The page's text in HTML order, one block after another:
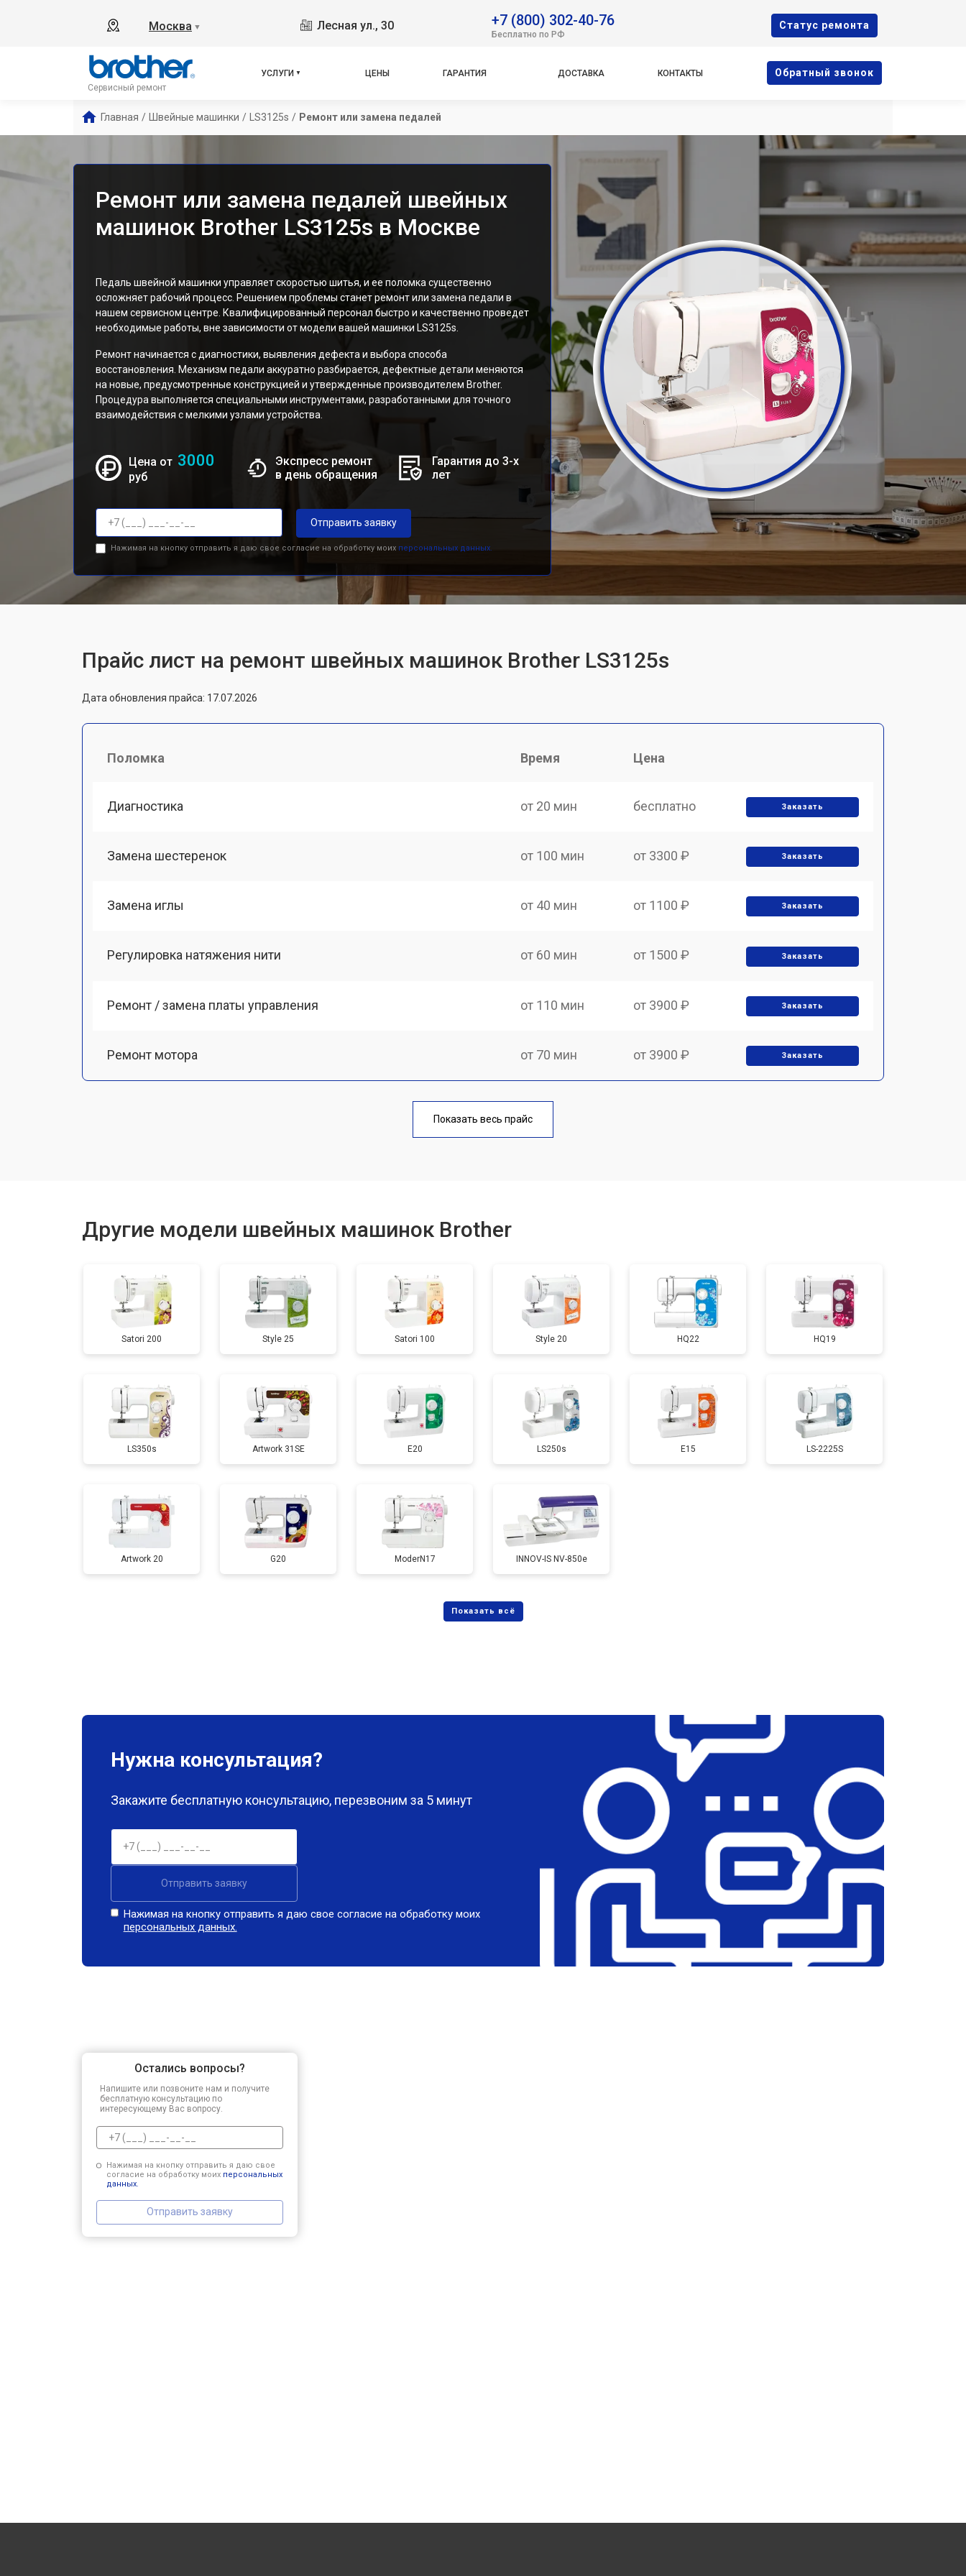
Москва ▼ Лесная ул., 30 +7 (800) 302-40-76
Бесплатно по РФ
Cтатус ремонта
Сервисный ремонт
УСЛУГИ ЦЕНЫ ГАРАНТИЯ ДОСТАВКА КОНТАКТЫ Oбратный звонок
Главная / Швейные машинки / LS3125s / Ремонт или замена педалей
Ремонт или замена педалей швейных
машинок Brother LS3125s в Москве
Педаль швейной машинки управляет скоростью шитья, и ее поломка существенно
осложняет рабочий процесс. Решением проблемы станет ремонт или замена педали в
нашем сервисном центре. Квалифицированный персонал быстро и качественно проведет
необходимые работы, вне зависимости от модели вашей машинки LS3125s.
Ремонт начинается с диагностики, выявления дефекта и выбора способа
восстановления. Механизм педали аккуратно разбирается, дефектные детали меняются
на новые, предусмотренные конструкцией и утвержденные производителем Brother.
Процедура выполняется специальными инструментами, разработанными для точного
взаимодействия с мелкими узлами устройства.
Цена от 3000
руб
Экспресс ремонт
в день обращения
Гарантия до 3-х
лет
Отправить заявку
Нажимая на кнопку отправить я даю свое согласие на обработку моих персональных данных.
Прайс лист на ремонт швейных машинок Brother LS3125s
Дата обновления прайса: 17.07.2026
Поломка Время Цена
Диагностика от 20 мин бесплатно Заказать
Замена шестеренок от 100 мин от 3300 ₽ Заказать
Замена иглы от 40 мин от 1100 ₽ Заказать
Регулировка натяжения нити от 60 мин от 1500 ₽ Заказать
Ремонт / замена платы управления от 110 мин от 3900 ₽ Заказать
Ремонт мотора от 70 мин от 3900 ₽ Заказать
от 60 мин
Показать весь прайс
Другие модели швейных машинок Brother
Satori 200 Style 25 Satori 100 Style 20 HQ22 HQ19
LS350s Artwork 31SE E20 LS250s E15 LS-2225S
Artwork 20 G20 ModerN17 INNOV-IS NV-850e
Нужна консультация?
Закажите бесплатную консультацию, перезвоним за 5 минут
Отправить заявку
Нажимая на кнопку отправить я даю свое согласие на обработку моих
персональных данных.
Остались вопросы?
Напишите или позвоните нам и получите
бесплатную консультацию по
интересующему Вас вопросу.
Нажимая на кнопку отправить я даю свое
согласие на обработку моих персональных
данных.
Отправить заявку